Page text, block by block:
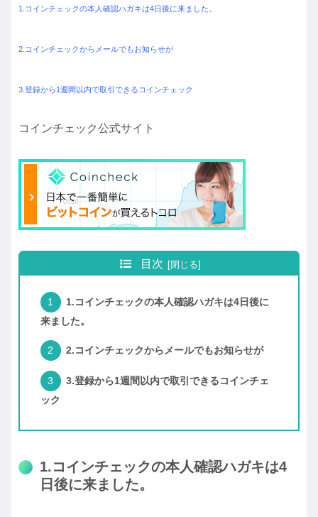
1.コインチェックの本人確認ハガキは4日後に来ました。
2.コインチェックからメールでもお知らせが
3.登録から1週間以内で取引できるコインチェック
コインチェック公式サイト
目次
1.コインチェックの本人確認ハガキは4日後に
来ました。
2.コインチェックからメールでもお知らせが
3.登録から1週間以内で取引できるコインチェ
ック
1.コインチェックの本人確認ハガキは4
日後に来ました。